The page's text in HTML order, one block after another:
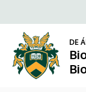
Uray
Iván
Péter
a
tartalomra
DE